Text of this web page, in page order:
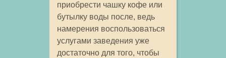
приобрести чашку кофе или
бутылку воды после, ведь
намерения воспользоваться
услугами заведения уже
достаточно для того, чтобы